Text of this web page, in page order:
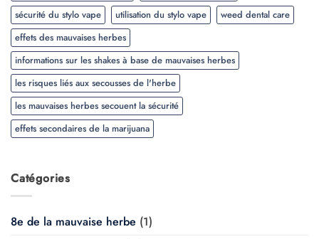
sécurité du stylo vape
utilisation du stylo vape
weed dental care
effets des mauvaises herbes
informations sur les shakes à base de mauvaises herbes
les risques liés aux secousses de l'herbe
les mauvaises herbes secouent la sécurité
effets secondaires de la marijuana
Catégories
8e de la mauvaise herbe (1)